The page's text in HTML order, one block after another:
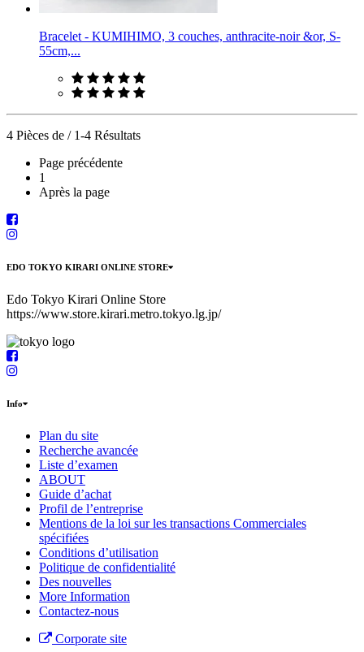
Bracelet - KUMIHIMO, 3 couches, anthracite-noir &or, S-
55cm,...
4 Pièces de / 1-4 Résultats
Page précédente
1
Après la page
EDO TOKYO KIRARI ONLINE STORE
Edo Tokyo Kirari Online Store
https://www.store.kirari.metro.tokyo.lg.jp/
Info
Plan du site
Recherche avancée
Liste d’examen
ABOUT
Guide d’achat
Profil de l’entreprise
Mentions de la loi sur les transactions Commerciales
spécifiées
Conditions d’utilisation
Politique de confidentialité
Des nouvelles
More Information
Contactez-nous
Corporate site